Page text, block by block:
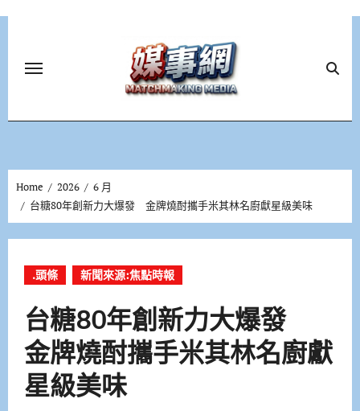
Home 2026
6 月
台糖80年創新力大爆發 金牌燒酎攜手米其林名廚獻星級美味
.頭條 新聞來源:焦點時報
台糖80年創新力大爆發
金牌燒酎攜手米其林名廚獻
星級美味